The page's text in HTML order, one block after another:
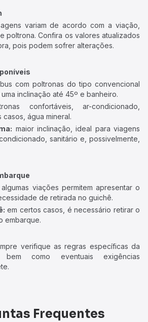
variam de acordo com a viação,
poltrona. Confira os valores atualizados
pois podem sofrer alterações.
com poltronas do tipo convencional
inclinação até 45º e banheiro.
confortáveis, ar-condicionado,
casos, água mineral.
maior inclinação, ideal para viagens
sanitário e, possivelmente,
algumas viações permitem apresentar o
de retirada no guichê.
em certos casos, é necessário retirar o
embarque.
verifique as regras específicas da
bem como eventuais exigências
Frequentes